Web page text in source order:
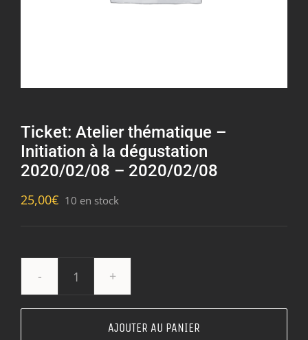
Ticket: Atelier thématique –
Initiation à la dégustation
2020/02/08 – 2020/02/08
25,00€ 10 en stock
quantité
de
AJOUTER AU PANIER